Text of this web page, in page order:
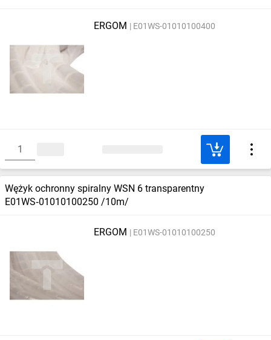
ERGOM E01WS-01010100400
Wężyk ochronny spiralny WSN 6 transparentny
E01WS‑01010100250 /10m/
ERGOM E01WS-01010100250